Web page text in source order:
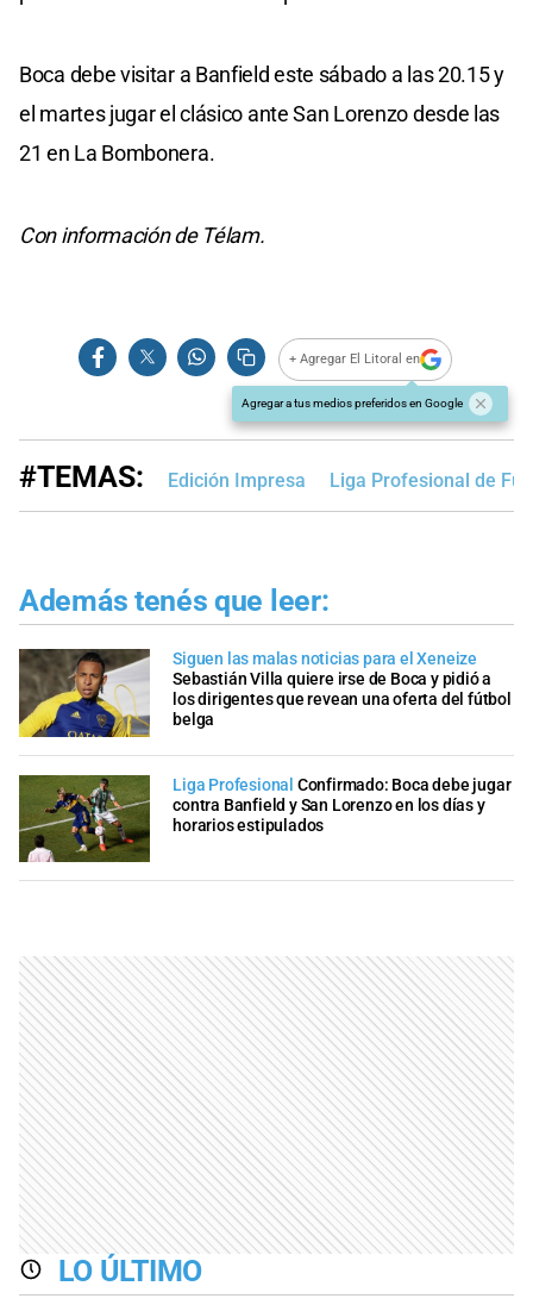
Boca debe visitar a Banfield este sábado a las 20.15 y
el martes jugar el clásico ante San Lorenzo desde las
21 en La Bombonera.
Con información de Télam.
+ Agregar El Litoral en
Agregar a tus medios preferidos en Google
#TEMAS: Edición Impresa Liga Profesional de
Además tenés que leer:
Siguen las malas noticias para el Xeneize
Sebastián Villa quiere irse de Boca y pidió a
los dirigentes que revean una oferta del fútbol
belga
Liga Profesional Confirmado: Boca debe jugar
contra Banfield y San Lorenzo en los días y
horarios estipulados
LO ÚLTIMO